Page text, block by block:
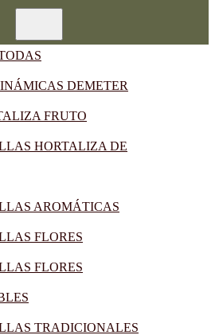
DEMETER
FRUTO
HORTALIZA DE
AROMÁTICAS
FLORES
FLORES
TRADICIONALES